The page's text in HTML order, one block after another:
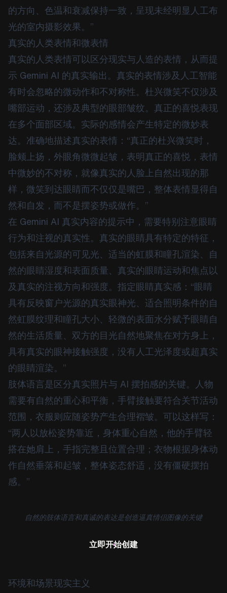
的方向、色温和衰减保持一致，呈现未经明显人工布
光的室内摄影效果。”
真实的人类表情和微表情
真实的人类表情可以区分现实与人造的表情，从而提
示 Gemini AI 的真实输出。真实的表情涉及人工智能
有时会忽略的微动作和不对称性。杜兴微笑不仅涉及
嘴部运动，还涉及典型的眼部皱纹。真正的喜悦表现
在多个面部区域。实际的感情会产生特定的微妙表
达。准确地描述真实的表情：“真正的杜兴微笑时，
脸颊上扬，外眼角微微起皱，表明真正的喜悦，表情
中微妙的不对称，就像真实的人脸上自然出现的那
样，微笑到达眼睛而不仅仅是嘴巴，整体表情显得自
然和自发，而不是摆姿势或做作。”
在 Gemini AI 真实内容的提示中，需要特别注意眼睛
行为和注视的真实性。真实的眼睛具有特定的特征，
包括来自光源的可见光、适当的虹膜和瞳孔渲染、自
然的眼睛湿度和表面质量、真实的眼睛运动和焦点以
及真实的注视方向和强度。指定眼睛真实感：“眼睛
具有反映窗户光源的真实眼神光、适合照明条件的自
然虹膜纹理和瞳孔大小、轻微的表面水分赋予眼睛自
然的生活质量、双方的目光自然地聚焦在对方身上，
具有真实的眼神接触强度，没有人工光泽度或超真实
的眼睛渲染。”
肢体语言是区分真实照片与 AI 摆拍感的关键。人物
需要有自然的重心和平衡，手臂接触要符合关节活动
范围，衣服则应随姿势产生合理褶皱。可以这样写：
“两人以放松姿势靠近，身体重心自然，他的手臂轻
搭在她肩上，手指完整且位置合理；衣物根据身体动
作自然垂落和起皱，整体姿态舒适，没有僵硬摆拍
感。”
自然的肢体语言和真诚的表达是创造逼真情侣图像的关键
立即开始创建
环境和场景现实主义